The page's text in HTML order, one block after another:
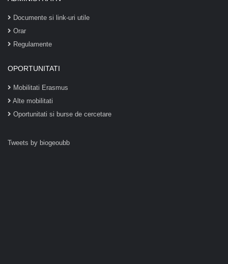
Documente si link-uri utile
Orar
Regulamente
OPORTUNITATI
Mobilitati Erasmus
Alte mobilitati
Oportunitati si burse de cercetare
Tweets by biogeoubb